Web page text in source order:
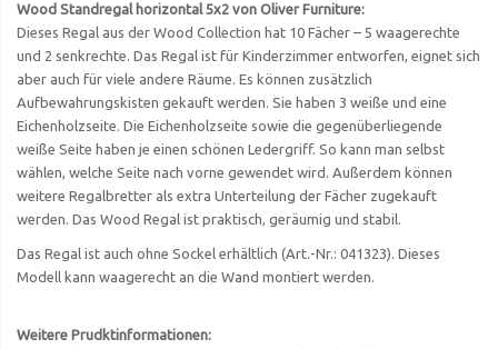
Wood Standregal horizontal 5x2 von Oliver Furniture:
Dieses Regal aus der Wood Collection hat 10 Fächer – 5 waagerechte
und 2 senkrechte. Das Regal ist für Kinderzimmer entworfen, eignet sich
aber auch für viele andere Räume. Es können zusätzlich
Aufbewahrungskisten gekauft werden. Sie haben 3 weiße und eine
Eichenholzseite. Die Eichenholzseite sowie die gegenüberliegende
weiße Seite haben je einen schönen Ledergriff. So kann man selbst
wählen, welche Seite nach vorne gewendet wird. Außerdem können
weitere Regalbretter als extra Unterteilung der Fächer zugekauft
werden. Das Wood Regal ist praktisch, geräumig und stabil.
Das Regal ist auch ohne Sockel erhältlich (Art.-Nr.: 041323). Dieses
Modell kann waagerecht an die Wand montiert werden.
Weitere Prudktinformationen: